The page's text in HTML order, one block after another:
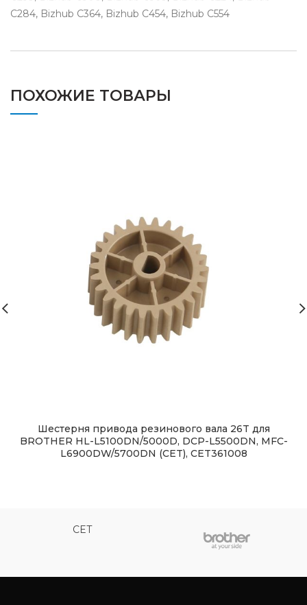
C284, Bizhub C364, Bizhub C454, Bizhub C554
ПОХОЖИЕ ТОВАРЫ
Шестерня привода резинового вала 26T для
BROTHER HL-L5100DN/5000D, DCP-L5500DN, MFC-
L6900DW/5700DN (CET), CET361008
CET